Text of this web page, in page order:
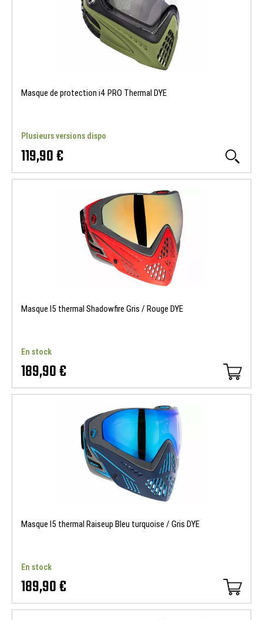
Masque de protection i4 PRO Thermal DYE
Plusieurs versions dispo
119,90 €
Masque I5 thermal Shadowfire Gris / Rouge DYE
En stock
189,90 €
Masque I5 thermal Raiseup Bleu turquoise / Gris DYE
En stock
189,90 €